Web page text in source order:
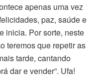
apenas uma vez
paz, saúde e
inicia. Por sorte, neste
teremos que repetir as
tarde, cantando
dar e vender”. Ufa!